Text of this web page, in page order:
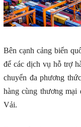
Bên cạnh cảng biển
để các dịch vụ hỗ trợ
chuyển đa phương
hàng cùng thương
Vải.